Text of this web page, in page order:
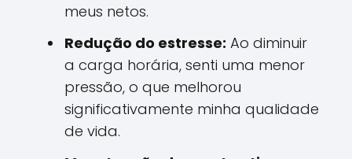
meus netos.
Redução do estresse: Ao diminuir
a carga horária, senti uma menor
pressão, o que melhorou
significativamente minha qualidade
de vida.